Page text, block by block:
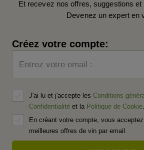
Et recevez nos offres, suggestions
Devenez un expert en
Créez votre compte:
Entrez votre email :
J'ai lu et j'accepte les Conditions
Confidentialité et la Politique de Cookie
En créant votre compte, vous
meilleures offres de vin par email.